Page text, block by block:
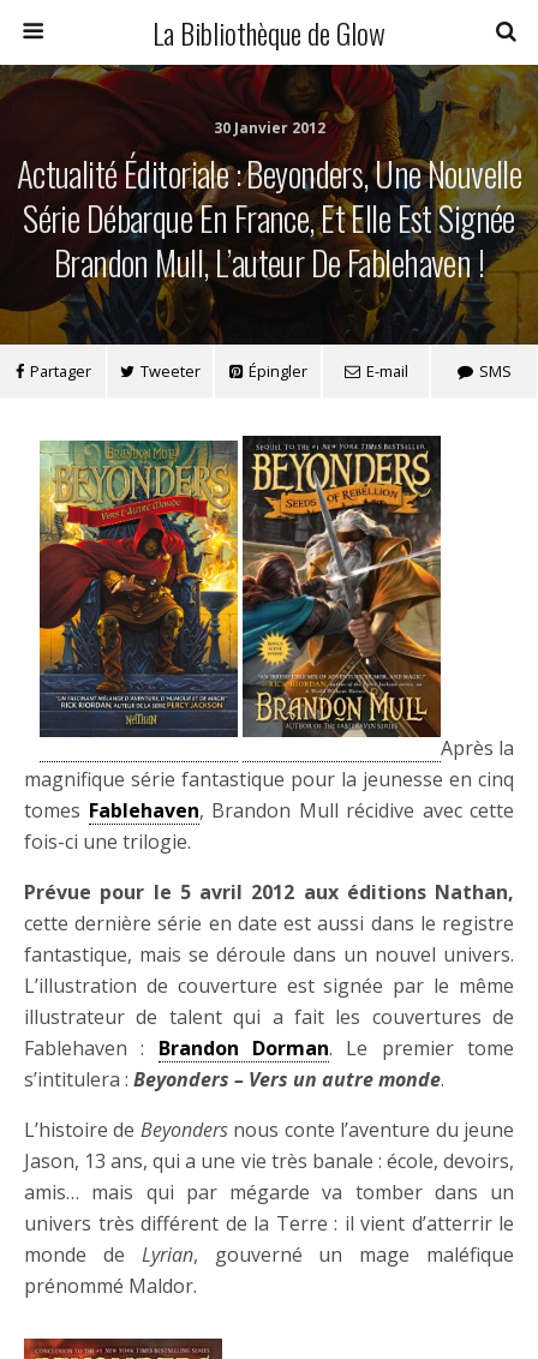
La Bibliothèque de Glow
30 Janvier 2012
Actualité Éditoriale : Beyonders, Une Nouvelle
Série Débarque En France, Et Elle Est Signée
Brandon Mull, L’auteur De Fablehaven !
Partager Tweeter Épingler E-mail SMS
Après la
magnifique série fantastique pour la jeunesse en cinq
tomes Fablehaven, Brandon Mull récidive avec cette
fois-ci une trilogie.
Prévue pour le 5 avril 2012 aux éditions Nathan,
cette dernière série en date est aussi dans le registre
fantastique, mais se déroule dans un nouvel univers.
L’illustration de couverture est signée par le même
illustrateur de talent qui a fait les couvertures de
Fablehaven : Brandon Dorman. Le premier tome
s’intitulera : Beyonders – Vers un autre monde.
L’histoire de Beyondersnous conte l’aventure du jeune
Jason, 13 ans, qui a une vie très banale : école, devoirs,
amis… mais qui par mégarde va tomber dans un
univers très différent de la Terre : il vient d’atterrir le
monde de Lyrian, gouverné un mage maléfique
prénommé Maldor.